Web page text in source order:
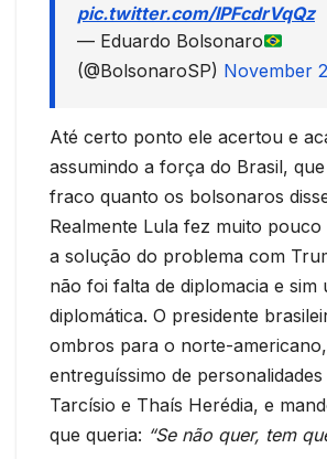
pic.twitter.com/IPFcdrVqQz
— Eduardo Bolsonaro
(@BolsonaroSP) November
Até certo ponto ele acertou e
assumindo a força do Brasil,
fraco quanto os bolsonaros
Realmente Lula fez muito
a solução do problema com
não foi falta de diplomacia e sim
diplomática. O presidente
ombros para o norte-
entreguíssimo de
Tarcísio e Thaís Herédia, e
que queria: “Se não quer, tem